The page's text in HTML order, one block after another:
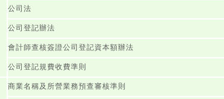
公司法
公司登記辦法
會計師查核簽證公司登記資本額辦法
公司登記規費收費準則
商業名稱及所營業務預查審核準則